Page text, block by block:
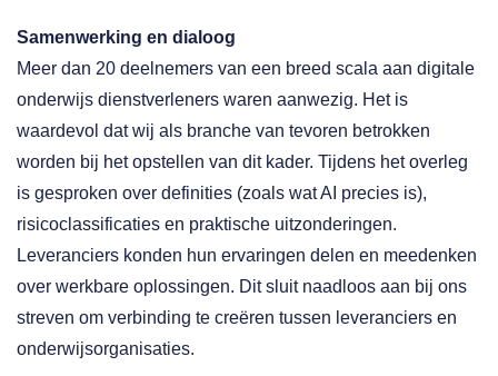
Samenwerking en dialoog
Meer dan 20 deelnemers van een breed scala aan digitale
onderwijs dienstverleners waren aanwezig. Het is
waardevol dat wij als branche van tevoren betrokken
worden bij het opstellen van dit kader. Tijdens het overleg
is gesproken over definities (zoals wat AI precies is),
risicoclassificaties en praktische uitzonderingen.
Leveranciers konden hun ervaringen delen en meedenken
over werkbare oplossingen. Dit sluit naadloos aan bij ons
streven om verbinding te creëren tussen leveranciers en
onderwijsorganisaties.